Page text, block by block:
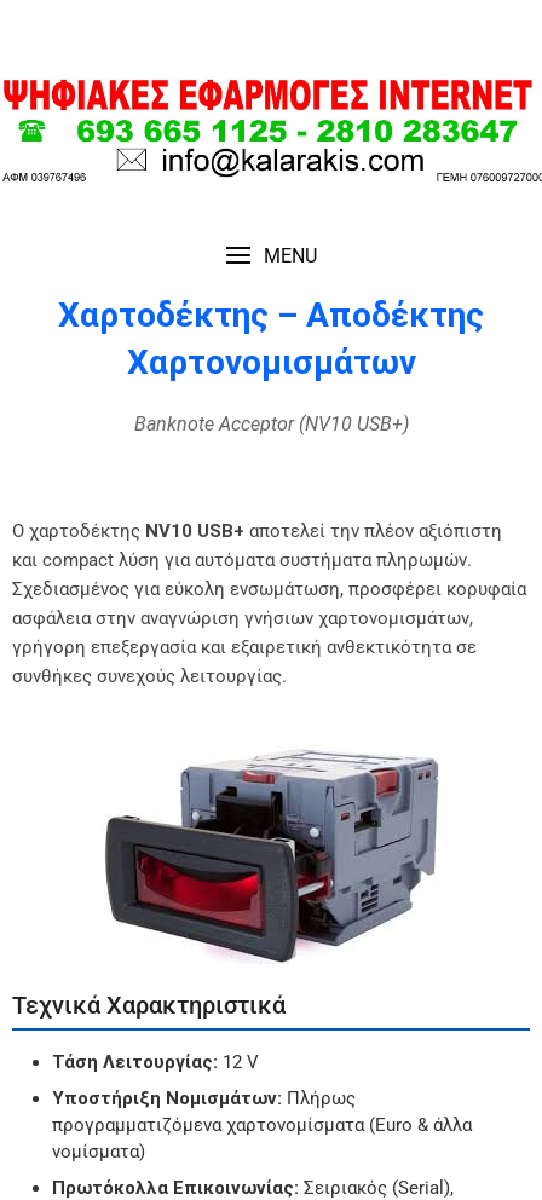
MENU
Χαρτοδέκτης – Αποδέκτης
Χαρτονομισμάτων
Banknote Acceptor (NV10 USB+)
Ο χαρτοδέκτης NV10 USB+ αποτελεί την πλέον αξιόπιστη
και compact λύση για αυτόματα συστήματα πληρωμών.
Σχεδιασμένος για εύκολη ενσωμάτωση, προσφέρει κορυφαία
ασφάλεια στην αναγνώριση γνήσιων χαρτονομισμάτων,
γρήγορη επεξεργασία και εξαιρετική ανθεκτικότητα σε
συνθήκες συνεχούς λειτουργίας.
Τεχνικά Χαρακτηριστικά
Τάση Λειτουργίας: 12 V
Υποστήριξη Νομισμάτων: Πλήρως
προγραμματιζόμενα χαρτονομίσματα (Euro & άλλα
νομίσματα)
Πρωτόκολλα Επικοινωνίας: Σειριακός (Serial),